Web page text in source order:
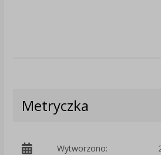
Metryczka
Wytworzono: